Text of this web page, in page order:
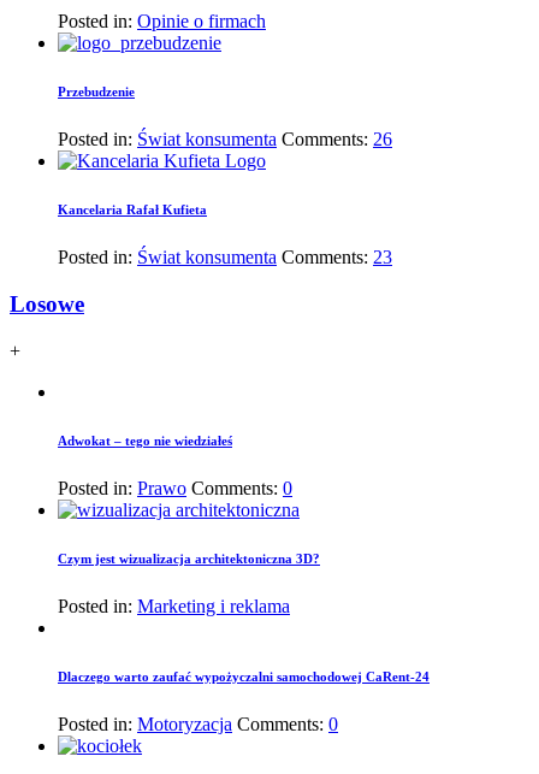
Posted in: Opinie o firmach
Przebudzenie
Posted in: Świat konsumenta Comments: 26
Kancelaria Rafał Kufieta
Posted in: Świat konsumenta Comments: 23
Losowe
+
Adwokat – tego nie wiedziałeś
Posted in: Prawo Comments: 0
Czym jest wizualizacja architektoniczna 3D?
Posted in: Marketing i reklama
Dlaczego warto zaufać wypożyczalni samochodowej CaRent-24
Posted in: Motoryzacja Comments: 0